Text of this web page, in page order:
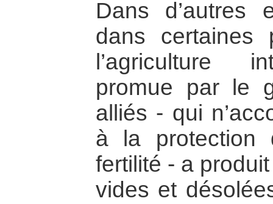
Dans d’autres
dans certaines
l’agriculture
promue par le
alliés - qui
à la
fertilité - a
vides et